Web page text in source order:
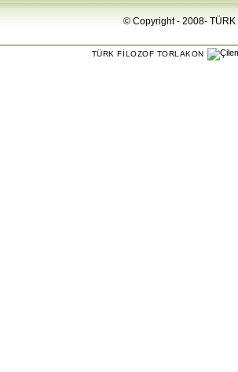
© Copyright - 2008- TÜRK
TÜRK FİLOZOF TORLAKON